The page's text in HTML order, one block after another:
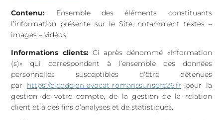
Contenu:
Ensemble des éléments constituants
l’information présente sur le Site, notamment textes –
images – vidéos.
Informations clients: Ci après dénommé «Information
(s)» qui correspondent à l’ensemble des données
personnelles susceptibles d’être détenues
par
https://cleodelon-avocat-romanssurisere26.fr pour la
gestion de votre compte, de la gestion de la relation
client et à des fins d’analyses et de statistiques.